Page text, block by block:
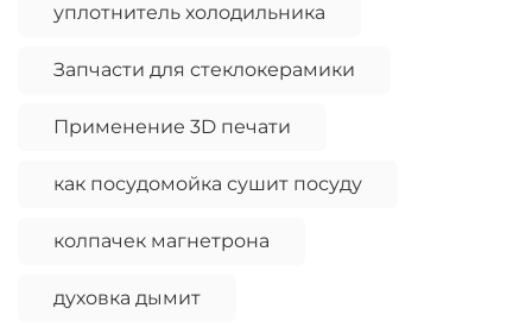
уплотнитель холодильника
Запчасти для стеклокерамики
Применение 3D печати
как посудомойка сушит посуду
колпачек магнетрона
духовка дымит